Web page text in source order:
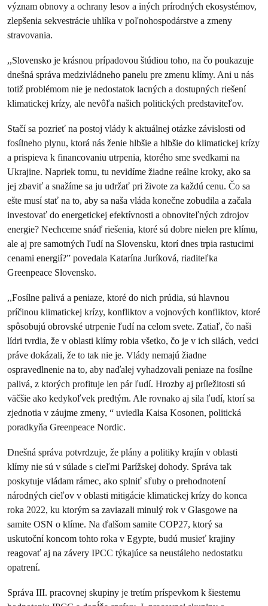
význam obnovy a ochrany lesov a iných prírodných ekosystémov,
zlepšenia sekvestrácie uhlíka v poľnohospodárstve a zmeny
stravovania.
,,Slovensko je krásnou prípadovou štúdiou toho, na čo poukazuje
dnešná správa medzivládneho panelu pre zmenu klímy. Ani u nás
totiž problémom nie je nedostatok lacných a dostupných riešení
klimatickej krízy, ale nevôľa našich politických predstaviteľov.
Stačí sa pozrieť na postoj vlády k aktuálnej otázke závislosti od
fosílneho plynu, ktorá nás ženie hlbšie a hlbšie do klimatickej krízy
a prispieva k financovaniu utrpenia, ktorého sme svedkami na
Ukrajine. Napriek tomu, tu nevidíme žiadne reálne kroky, ako sa
jej zbaviť a snažíme sa ju udržať pri živote za každú cenu. Čo sa
ešte musí stať na to, aby sa naša vláda konečne zobudila a začala
investovať do energetickej efektívnosti a obnoviteľných zdrojov
energie? Nechceme snáď riešenia, ktoré sú dobre nielen pre klímu,
ale aj pre samotných ľudí na Slovensku, ktorí dnes trpia rastucimi
cenami energií?” povedala Katarína Juríková, riaditeľka
Greenpeace Slovensko.
,,Fosílne palivá a peniaze, ktoré do nich prúdia, sú hlavnou
príčinou klimatickej krízy, konfliktov a vojnových konfliktov, ktoré
spôsobujú obrovské utrpenie ľudí na celom svete. Zatiaľ, čo naši
lídri tvrdia, že v oblasti klímy robia všetko, čo je v ich silách, vedci
práve dokázali, že to tak nie je. Vlády nemajú žiadne
ospravedlnenie na to, aby naďalej vyhadzovali peniaze na fosílne
palivá, z ktorých profituje len pár ľudí. Hrozby aj príležitosti sú
väčšie ako kedykoľvek predtým. Ale rovnako aj sila ľudí, ktorí sa
zjednotia v záujme zmeny, “ uviedla Kaisa Kosonen, politická
poradkyňa Greenpeace Nordic.
Dnešná správa potvrdzuje, že plány a politiky krajín v oblasti
klímy nie sú v súlade s cieľmi Parížskej dohody. Správa tak
poskytuje vládam rámec, ako splniť sľuby o prehodnotení
národných cieľov v oblasti mitigácie klimatickej krízy do konca
roka 2022, ku ktorým sa zaviazali minulý rok v Glasgowe na
samite OSN o klíme. Na ďalšom samite COP27, ktorý sa
uskutoční koncom tohto roka v Egypte, budú musieť krajiny
reagovať aj na závery IPCC týkajúce sa neustáleho nedostatku
opatrení.
Správa III. pracovnej skupiny je tretím príspevkom k šiestemu